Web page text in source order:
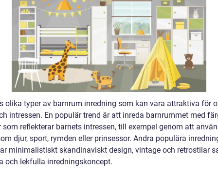
olika typer av barnrum inredning som kan vara attraktiva för
intressen. En populär trend är att inreda barnrummet med
som reflekterar barnets intressen, till exempel genom att
djur, sport, rymden eller prinsessor. Andra populära
minimalistiskt skandinaviskt design, vintage och retrostilar
och lekfulla inredningskoncept.